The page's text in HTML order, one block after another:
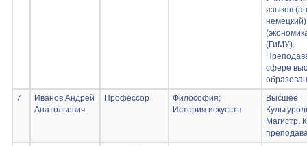
языков
(ГиМУ).
сфере
7
Иванов Андрей
Анатольевич
Профессор
Философия;
История искусств
Высшее
Магистр.